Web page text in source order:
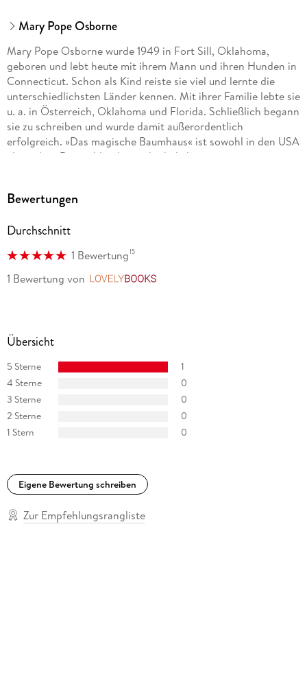
Mary Pope Osborne
Mary Pope Osborne wurde 1949 in Fort Sill, Oklahoma,
geboren und lebt heute mit ihrem Mann und ihren Hunden in
Connecticut. Schon als Kind reiste sie viel und lernte die
unterschiedlichsten Länder kennen. Mit ihrer Familie lebte sie
u. a. in Österreich, Oklahoma und Florida. Schließlich begann
sie zu schreiben und wurde damit außerordentlich
erfolgreich. »Das magische Baumhaus« ist sowohl in den USA
als auch in Deutschland eine der beliebtesten
Bewertungen
Durchschnitt
1 Bewertung15
1 Bewertung von
Übersicht
5 Sterne
1
4 Sterne
0
3 Sterne
0
2 Sterne
0
1 Stern
0
Eigene Bewertung schreiben
Zur Empfehlungsrangliste